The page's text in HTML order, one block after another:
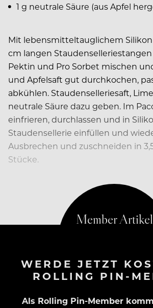
1 g neutrale Säure (aus Apfel
Mit lebensmitteltauglichem Silikon
cm langen
Pektin und Pro Sorbet mischen
und Apfelsaft gut durchkochen,
abkühlen. Staudenselleriesaft,
neutrale Säure dazu geben. Im
einfrieren, durchlassen und in
Staudensellerie einfüllen und
Ausbrechen und zuschneiden in
Stücke.
WERDE JETZT
ROLLING PIN-
Als Rolling Pin-Member